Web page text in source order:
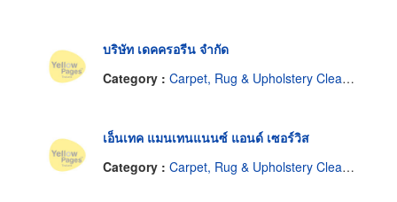
บริษัท เดคครอรีน จำกัด
Category : Carpet, Rug & Upholstery Cleaners
เอ็นเทค แมนเทนแนนซ์ แอนด์ เซอร์วิส
Category : Carpet, Rug & Upholstery Cleaners